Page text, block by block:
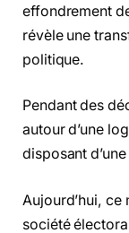
effondrement
révèle une
politique.
Pendant des
autour d’une
disposant
Aujourd’hui,
société